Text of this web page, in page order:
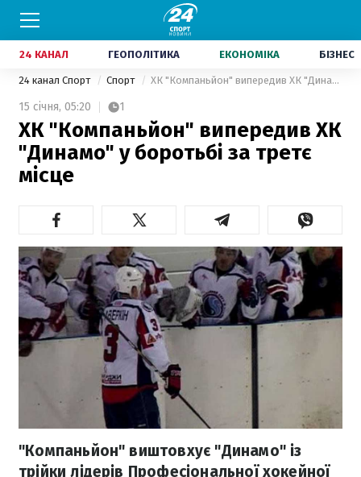
24 КАНАЛ ГЕОПОЛІТИКА ЕКОНОМІКА БІЗНЕС
24 канал Спорт Спорт ХК "Компаньйон" випередив ХК "Динамо" у боротьбі за третє місце
15 січня, 05:20 1
ХК "Компаньйон" випередив ХК
"Динамо" у боротьбі за третє
місце
"Компаньйон" виштовхує "Динамо" із
трійки лідерів Професіональної хокейної